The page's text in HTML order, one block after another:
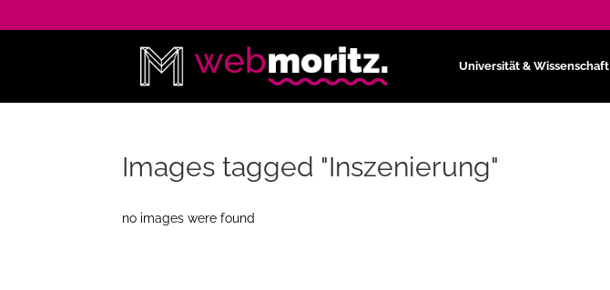
Universität & Wissenschaft
Images tagged "Inszenierung"
no images were found